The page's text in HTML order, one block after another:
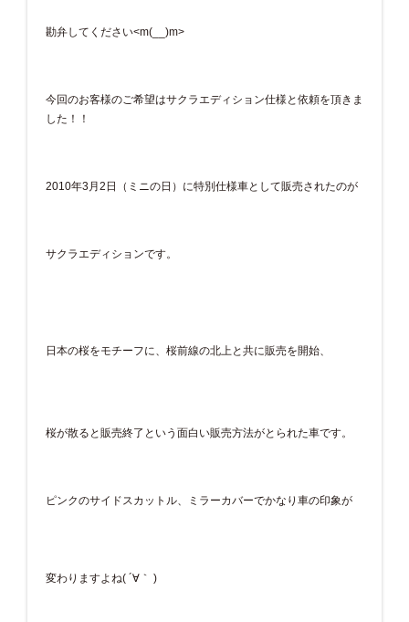
勘弁してください<m(__)m>
今回のお客様のご希望はサクラエディション仕様と依頼を頂きま
した！！
2010年3月2日（ミニの日）に特別仕様車として販売されたのが
サクラエディションです。
日本の桜をモチーフに、桜前線の北上と共に販売を開始、
桜が散ると販売終了という面白い販売方法がとられた車です。
ピンクのサイドスカットル、ミラーカバーでかなり車の印象が
変わりますよね( ´∀｀ )